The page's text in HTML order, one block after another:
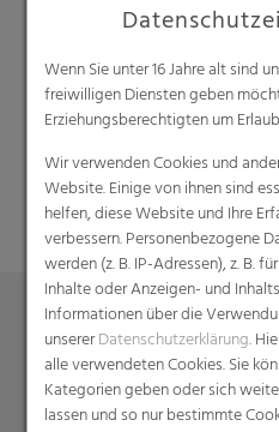
Wenn Sie unter 16 Jahre alt sind
freiwilligen Diensten geben
Erziehungsberechtigten um
Wir verwenden Cookies und
Website. Einige von ihnen sind
helfen, diese Website und Ihre
verbessern. Personenbezogene
werden (z. B. IP-Adressen), z. B.
Inhalte oder Anzeigen- und
Informationen über die
unsererDatenschutzerklärung.
alle verwendeten Cookies. Sie
Kategorien geben oder sich
lassen und so nur bestimmte
Produkte
Barrierefolien